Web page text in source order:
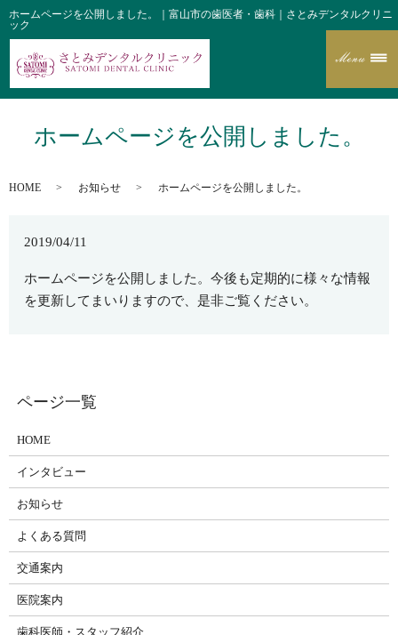
ホームページを公開しました。｜富山市の歯医者・歯科｜さとみデンタルクリニ
ック
ホームページを公開しました。
HOME お知らせ ホームページを公開しました。
2019/04/11
ホームページを公開しました。今後も定期的に様々な情報
を更新してまいりますので、是非ご覧ください。
HOME
インタビュー
お知らせ
よくある質問
交通案内
医院案内
歯科医師・スタッフ紹介